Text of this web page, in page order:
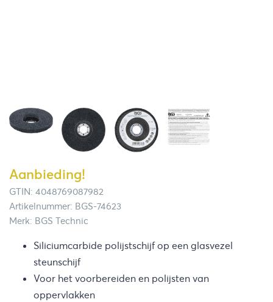
Aanbieding!
GTIN: 4048769087982
Artikelnummer: BGS-74623
Merk: BGS Technic
Siliciumcarbide polijstschijf op een glasvezel
steunschijf
Voor het voorbereiden en polijsten van
oppervlakken